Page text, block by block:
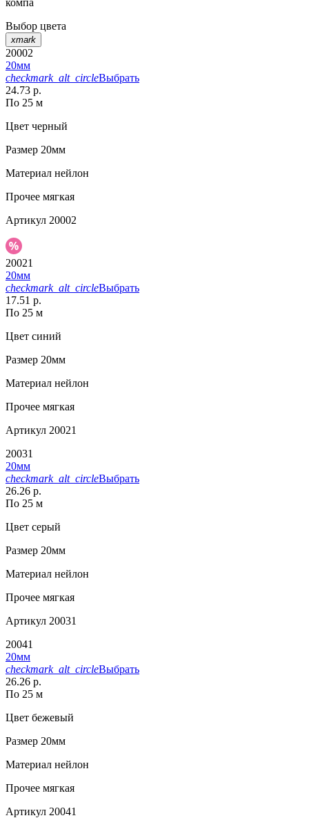
Выбор цвета
xmark
20002
20мм
checkmark_alt_circleВыбрать
24.73 р.
По 25 м
Цвет черный
Размер 20мм
Материал нейлон
Прочее мягкая
Артикул 20002
20021
20мм
checkmark_alt_circleВыбрать
17.51 р.
По 25 м
Цвет синий
Размер 20мм
Материал нейлон
Прочее мягкая
Артикул 20021
20031
20мм
checkmark_alt_circleВыбрать
26.26 р.
По 25 м
Цвет серый
Размер 20мм
Материал нейлон
Прочее мягкая
Артикул 20031
20041
20мм
checkmark_alt_circleВыбрать
26.26 р.
По 25 м
Цвет бежевый
Размер 20мм
Материал нейлон
Прочее мягкая
Артикул 20041